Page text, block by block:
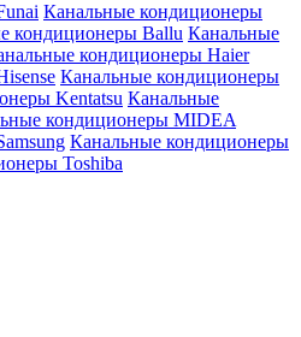
Канальные кондиционеры
кондиционеры Ballu Канальные
кондиционеры Haier
Канальные кондиционеры
Kentatsu Канальные
кондиционеры MIDEA
Канальные кондиционеры
Toshiba